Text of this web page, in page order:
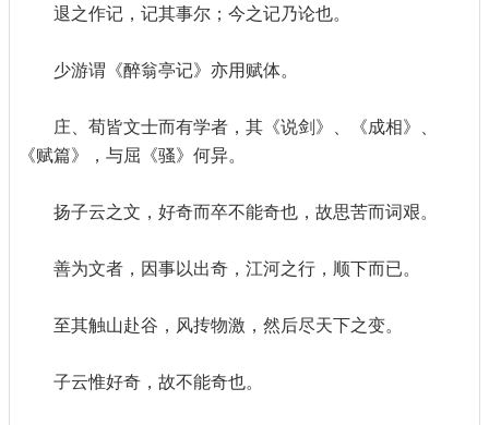
退之作记，记其事尔；今之记乃论也。
少游谓《醉翁亭记》亦用赋体。
庄、荀皆文士而有学者，其《说剑》、《成相》、
《赋篇》，与屈《骚》何异。
扬子云之文，好奇而卒不能奇也，故思苦而词艰。
善为文者，因事以出奇，江河之行，顺下而已。
至其触山赴谷，风抟物激，然后尽天下之变。
子云惟好奇，故不能奇也。